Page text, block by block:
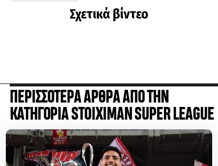
Σχετικά βίντεο
ΚΑΤΗΓΟΡΙΑ STOIXIMAN SUPER LEAGUE